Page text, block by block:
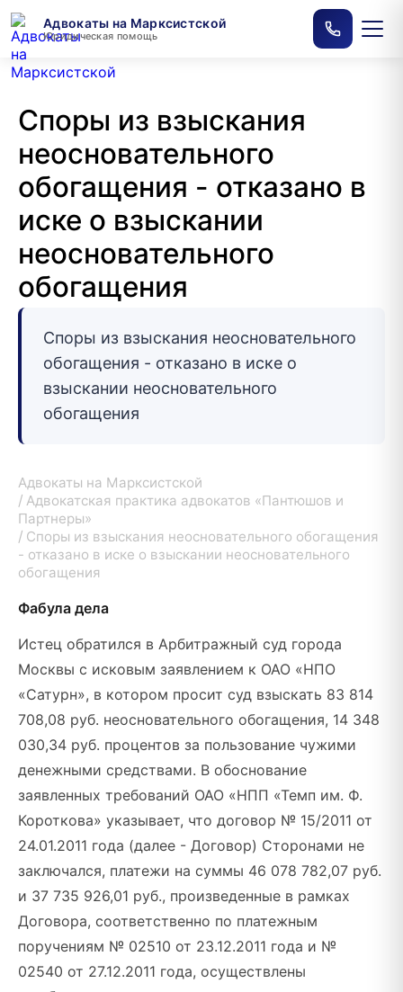
Адвокаты на Марксистской
Юридическая помощь
Споры из взыскания
неосновательного
обогащения - отказано в
иске о взыскании
неосновательного
обогащения
Споры из взыскания неосновательного
обогащения - отказано в иске о
взыскании неосновательного
обогащения
Адвокаты на Марксистской
Адвокатская практика адвокатов «Пантюшов и
Партнеры»
Споры из взыскания неосновательного обогащения
- отказано в иске о взыскании неосновательного
обогащения
Фабула дела
Истец обратился в Арбитражный суд города
Москвы с исковым заявлением к ОАО «НПО
«Сатурн», в котором просит суд взыскать 83 814
708,08 руб. неосновательного обогащения, 14 348
030,34 руб. процентов за пользование чужими
денежными средствами. В обоснование
заявленных требований ОАО «НПП «Темп им. Ф.
Короткова» указывает, что договор № 15/2011 от
24.01.2011 года (далее - Договор) Сторонами не
заключался, платежи на суммы 46 078 782,07 руб.
и 37 735 926,01 руб., произведенные в рамках
Договора, соответственно по платежным
поручениям № 02510 от 23.12.2011 года и №
02540 от 27.12.2011 года, осуществлены